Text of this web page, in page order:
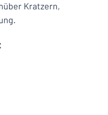
Kratzern,